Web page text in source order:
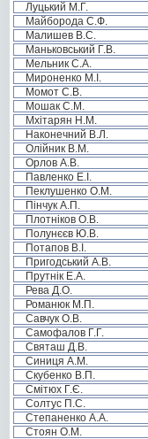
Луцький М.Г.
Майборода С.Ф.
Малишев В.С.
Маньковський Г.В.
Мельник С.А.
Мироненко М.І.
Момот С.В.
Мошак С.М.
Мхітарян Н.М.
Наконечний В.Л.
Олійник В.М.
Орлов А.В.
Павленко Е.І.
Пеклушенко О.М.
Пінчук А.П.
Плотніков О.В.
Полунєєв Ю.В.
Потапов В.І.
Пригодський А.В.
Прутнік Е.А.
Рева Д.О.
Романюк М.П.
Савчук О.В.
Самофалов Г.Г.
Святаш Д.В.
Синиця А.М.
Скубенко В.П.
Смітюх Г.Є.
Солтус П.С.
Степаненко А.А.
Стоян О.М.